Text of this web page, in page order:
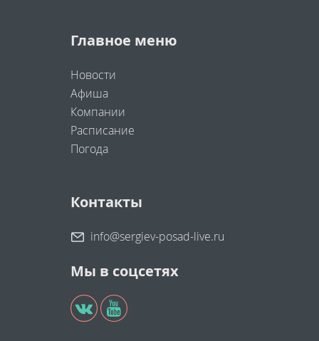
Главное меню
Новости
Афиша
Компании
Расписание
Погода
Контакты
info@sergiev-posad-live.ru
Мы в соцсетях